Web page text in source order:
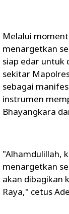
Melalui
menargetkan
siap edar untuk
sekitar
sebagai
instrumen
Bhayangkara
"Alhamdulillah,
menargetkan
akan dibagikan
Raya," cetus